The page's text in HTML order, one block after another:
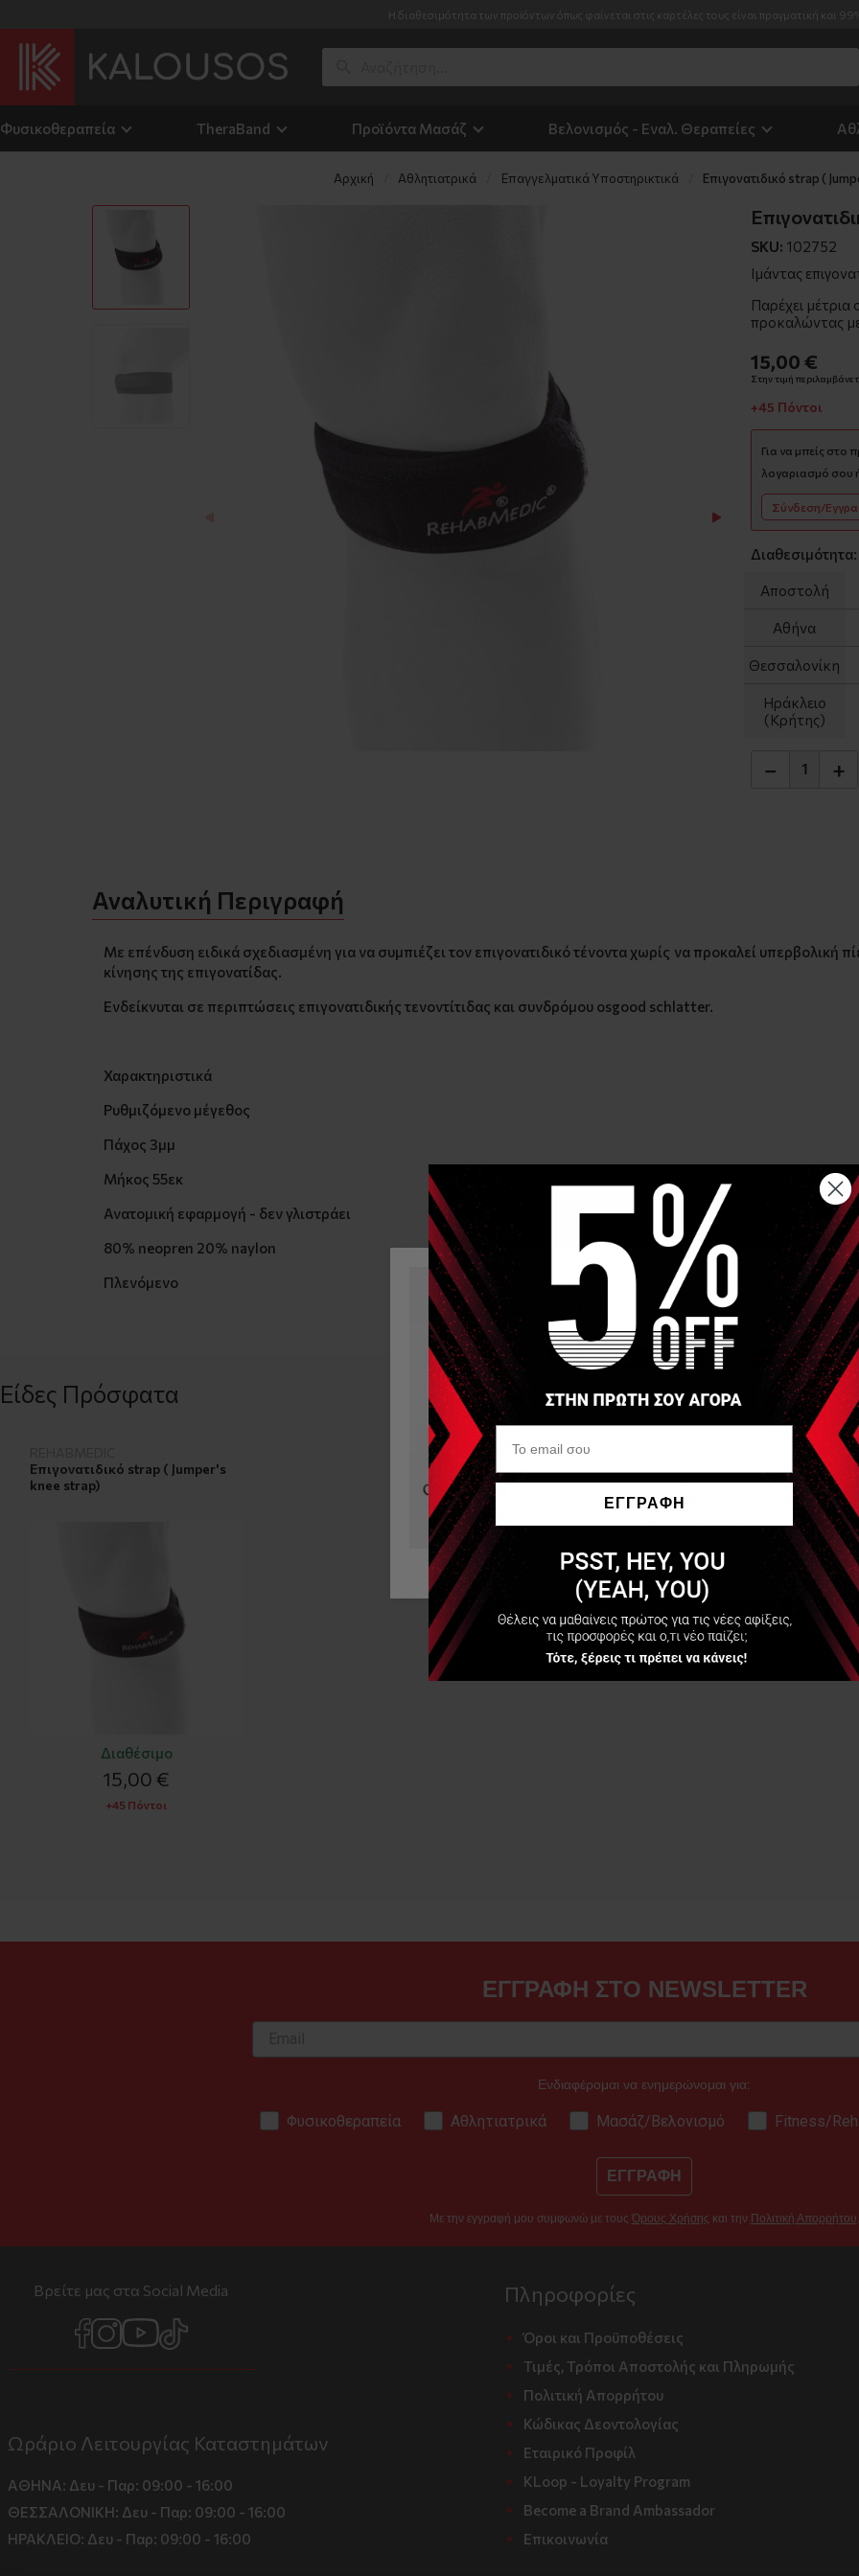
Η διαθεσιμότητα των προϊόντων όπως φαίνεται στις καρτέλες τους είναι πραγματική και
Φυσικοθεραπεία TheraΒand Προϊόντα Μασάζ Βελονισμός - Εναλ. Θεραπείες
Αρχική Αθλητιατρικά Επαγγελματικά Υποστηρικτικά Επιγονατιδικό strap (
SKU: 102752
Ιμάντας
Παρέχει μέτρια
προκαλώντας
15,00 €
Στην τιμή
+45 Πόντοι
Για να μπείς στο
λογαριασμό σου
Σύνδεση/
Διαθεσιμότητα:
Αποστολή
Αθήνα
Θεσσαλονίκη
Ηράκλειο
(Κρήτης)
− +
Αναλυτική Περιγραφή
Με επένδυση ειδικά σχεδιασμένη για να συμπιέζει τον επιγονατιδικό τένοντα χωρίς να προκαλεί υπερβολική
κίνησης της επιγονατίδας.
Ενδείκνυται σε περιπτώσεις επιγονατιδικής τενοντίτιδας και συνδρόμου osgood schlatter.
Χαρακτηριστικά
Ρυθμιζόμενο μέγεθος
Πάχος 3μμ
Μήκος 55εκ
Ανατομική εφαρμογή - δεν γλιστράει
80% neopren 20% naylon
Πλενόμενο
Είδες Πρόσφατα
Επιγονατιδικό strap ( Jumper's
knee strap)
Διαθέσιμο
15,00 €
+45 Πόντοι
ΕΓΓΡΑΦΗ ΣΤΟ NEWSLETTER
Ενδιαφέρομαι να ενημερώνομαι για:
Φυσικοθεραπεία Αθλητιατρικά Μασάζ/Βελονισμό Fitness/
ΕΓΓΡΑΦΗ
Με την εγγραφή μου συμφωνώ με τους Όρους Χρήσης και την Πολιτική Απορρήτου.
Βρείτε μας στα Social Media
Ωράριο Λειτουργίας Καταστημάτων
ΑΘΗΝΑ: Δευ - Παρ: 09:00 - 16:00
ΘΕΣΣΑΛΟΝΙΚΗ: Δευ - Παρ: 09:00 - 16:00
ΗΡΑΚΛΕΙΟ: Δευ - Παρ: 09:00 - 16:00
Πληροφορίες
Όροι και Προϋποθέσεις
Τιμές, Τρόποι Αποστολής και Πληρωμής
Πολιτική Απορρήτου
Κώδικας Δεοντολογίας
Εταιρικό Προφίλ
KLoop - Loyalty Program
Become a Brand Ambassador
Επικοινωνία
Να μην εμφανιστεί ξανά
ΕΓΓΡΑΦΗ